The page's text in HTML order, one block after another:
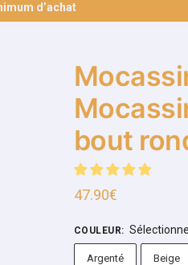
d’achat
bout
47.90€
COULEUR: Sélectionne
Argenté Beige